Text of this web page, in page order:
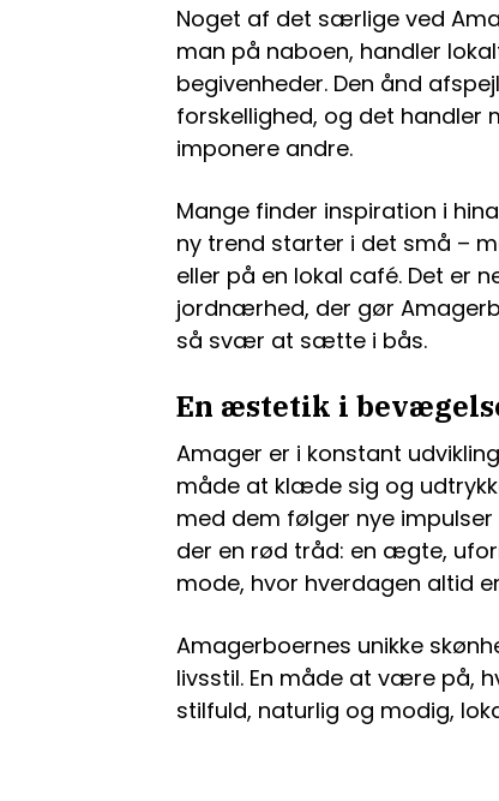
Noget af det særlige ved
man på naboen, handler
begivenheder. Den ånd
forskellighed, og det handler
imponere andre.
Mange finder inspiration i
ny trend starter i det små –
eller på en lokal café. Det er
jordnærhed, der gør
så svær at sætte i bås.
En æstetik i
Amager er i konstant
måde at klæde sig og
med dem følger nye
der en rød tråd: en ægte,
mode, hvor hverdagen altid
Amagerboernes unikke
livsstil. En måde at være på,
stilfuld, naturlig og modig,